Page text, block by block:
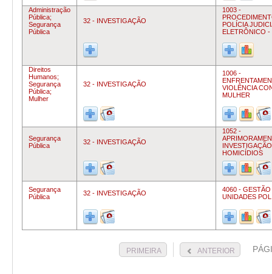
Administração
Pública;
Segurança
Pública
32 - INVESTIGAÇÃO
1003 -
POLÍCIA
ELETRÔNICO -
Direitos
Humanos;
Segurança
Pública;
Mulher
32 - INVESTIGAÇÃO
1006 -
VIOLÊNCIA
MULHER
Segurança
Pública
32 - INVESTIGAÇÃO
1052 -
HOMICÍDIOS
Segurança
Pública
32 - INVESTIGAÇÃO
4060 - GESTÃO
UNIDADES
PRIMEIRA ANTERIOR